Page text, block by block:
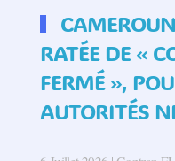
RATÉE DE «
FERMÉ »,
AUTORITÉS